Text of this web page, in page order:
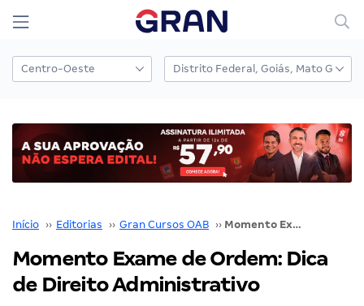
Início ›› Editorias ›› Gran Cursos OAB ›› Momento Exame de Ordem: Dica de Direito Administrativo
Momento Exame de Ordem: Dica
de Direito Administrativo